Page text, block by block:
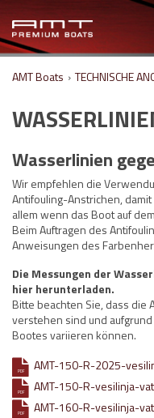
AMT Boats › TECHNISCHE
Wasserlinien
Wir empfehlen die
Antifouling-Anstrichen,
allem wenn das Boot auf
Beim Auftragen des
Anweisungen des
Die Messungen der
hier herunterladen.
Bitte beachten Sie, dass die
verstehen sind und
Bootes variieren können.
PDF AMT-150-R-2025-
PDF AMT-150-R-vesilinja-
PDF AMT-160-R-vesilinja-